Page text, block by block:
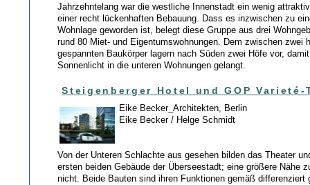
Jahrzehntelang war die westliche Innenstadt ein wenig
einer recht lückenhaften Bebauung. Dass es inzwischen zu
Wohnlage geworden ist, belegt diese Gruppe aus drei
rund 80 Miet- und Eigentumswohnungen. Dem zwischen zwei
gespannten Baukörper lagern nach Süden zwei Höfe vor,
Sonnenlicht in die unteren Wohnungen gelangt.
Steigenberger Hotel und GOP Varieté-
Eike Becker_Architekten, Berlin
Eike Becker / Helge Schmidt
Von der Unteren Schlachte aus gesehen bilden das Theater
ersten beiden Gebäude der Überseestadt; eine größere Nähe
nicht. Beide Bauten sind ihren Funktionen gemäß differenziert